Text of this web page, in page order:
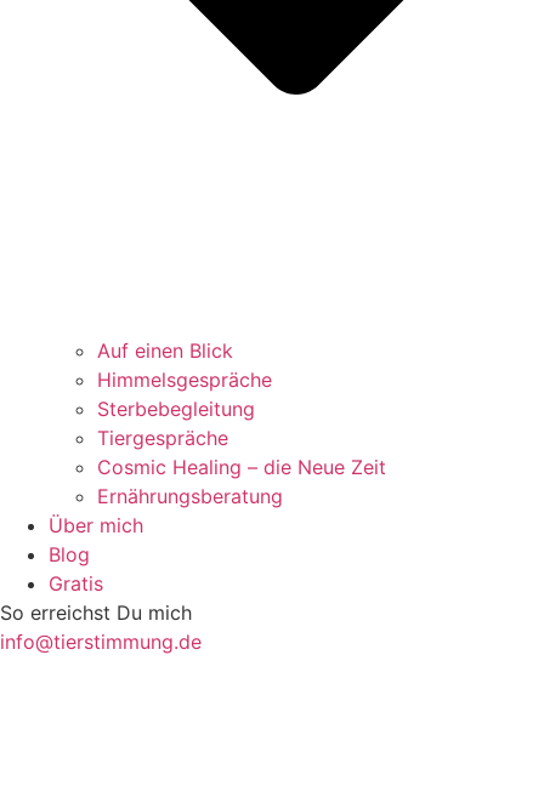
Auf einen Blick
Himmelsgespräche
Sterbebegleitung
Tiergespräche
Cosmic Healing – die Neue Zeit
Ernährungsberatung
Über mich
Blog
Gratis
So erreichst Du mich
info@tierstimmung.de